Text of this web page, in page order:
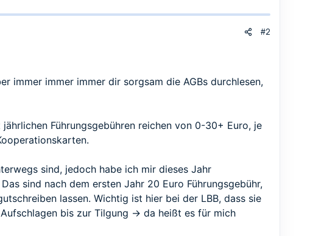
#2
immer immer immer dir sorgsam die AGBs durchlesen,
Führungsgebühren reichen von 0-30+ Euro, je
sind, jedoch habe ich mir dieses Jahr
sind nach dem ersten Jahr 20 Euro Führungsgebühr,
lassen. Wichtig ist hier bei der LBB, dass sie
bis zur Tilgung -> da heißt es für mich